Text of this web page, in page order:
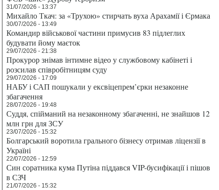
31/07/2026 - 13:37
Михайло Ткач: за «Трухою» стирчать вуха Арахамії і Єрмака
30/07/2026 - 13:49
Командир військової частини примусив 83 підлеглих
будувати йому маєток
29/07/2026 - 21:38
Прокурор знімав інтимне відео у службовому кабінеті і
розсилав співробітницям суду
29/07/2026 - 17:09
НАБУ і САП пошукали у ексвіцепрем’єрки незаконне
збагачення
28/07/2026 - 19:48
Суддя, спійманий на незаконному збагаченні, не знайшов 12
млн грн для ЗСУ
23/07/2026 - 15:32
Болгарський воротила грального бізнесу отримав ліцензії в
Україні
22/07/2026 - 12:59
Син соратника кума Путіна піддався VIP-бусифікації і пішов
в СЗЧ
21/07/2026 - 15:32